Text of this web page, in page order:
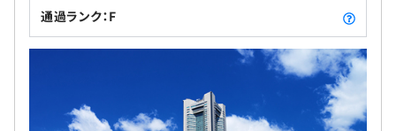
通過ランク：F